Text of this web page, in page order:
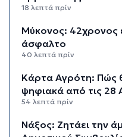
18 λεπτά πρίν
Μύκονος: 42χρονος
άσφαλτο
40 λεπτά πρίν
Κάρτα Αγρότη: Πώς
ψηφιακά από τις 28
54 λεπτά πρίν
Νάξος: Ζητάει την